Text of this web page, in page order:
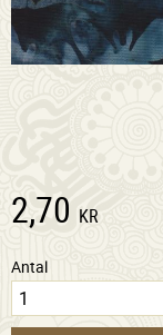
2,70 KR
Antal